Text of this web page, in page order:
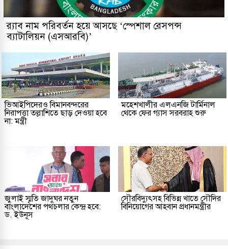
র‌্যাব নাম পরিবর্তন হয়ে আসছে ‘স্পেশাল রেসপন্স
ব্যাটালিয়ন (এসআরবি)’
ভিআইপিদেরও বিমানবন্দরের
নিরাপত্তা তল্লাশিতে ছাড় দেওয়া হবে
না: মন্ত্রী
মহেশখালীর এলএনজি টার্মিনাল
থেকে ফের গ্যাস সরবরাহ শুরু
জুলাই স্মৃতি জাদুঘর নতুন
বাংলাদেশের পথচলার কেন্দ্র হবে:
ড. ইউনূস
সৌরবিদ্যুৎসহ বিভিন্ন খাতে সৌদির
বিনিয়োগের আহবান প্রধানমন্ত্রীর